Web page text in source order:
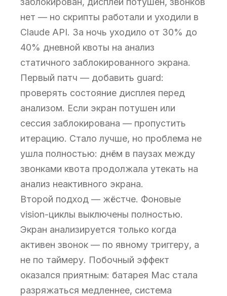
нет — но скрипты работали и уходили в
Claude API. За ночь уходило от 30% до
40% дневной квоты на анализ
статичного заблокированного экрана.
Первый патч — добавить guard:
проверять состояние дисплея перед
анализом. Если экран потушен или
сессия заблокирована — пропустить
итерацию. Стало лучше, но проблема не
ушла полностью: днём в паузах между
звонками квота продолжала утекать на
анализ неактивного экрана.
Второй подход — жёстче. Фоновые
vision-циклы выключены полностью.
Экран анализируется только когда
активен звонок — по явному триггеру, а
не по таймеру. Побочный эффект
оказался приятным: батарея Mac стала
разряжаться медленнее, система